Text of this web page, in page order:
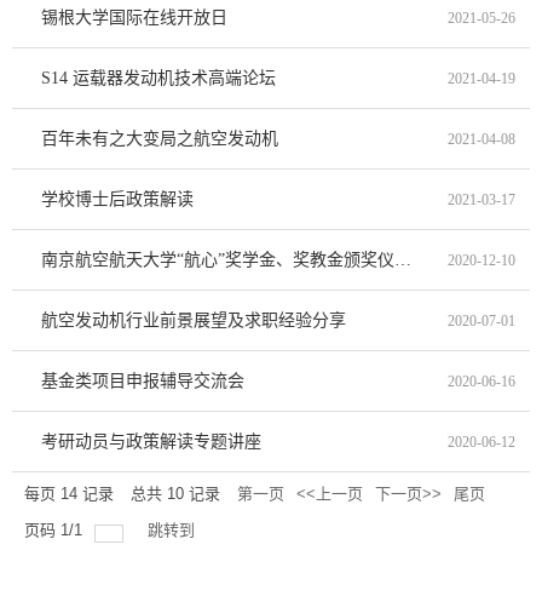
锡根大学国际在线开放日 2021-05-26
S14 运载器发动机技术高端论坛 2021-04-19
百年未有之大变局之航空发动机 2021-04-08
学校博士后政策解读 2021-03-17
南京航空航天大学“航心”奖学金、奖教金颁奖仪式 暨“能动讲堂”第一讲 | 甘晓华院士报告会 2020-12-10
航空发动机行业前景展望及求职经验分享 2020-07-01
基金类项目申报辅导交流会 2020-06-16
考研动员与政策解读专题讲座 2020-06-12
每页 14 记录 总共 10 记录 第一页 <<上一页 下一页>>
尾页
页码 1/1 跳转到